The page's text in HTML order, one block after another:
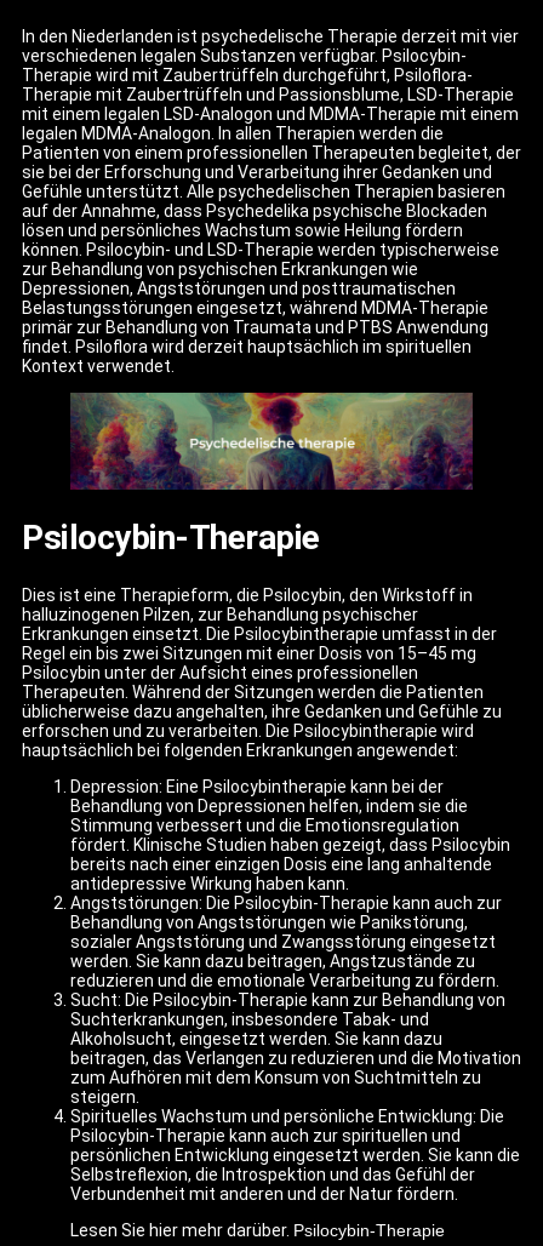
In den Niederlanden ist psychedelische Therapie derzeit mit vier
verschiedenen legalen Substanzen verfügbar. Psilocybin-
Therapie wird mit Zaubertrüffeln durchgeführt, Psiloflora-
Therapie mit Zaubertrüffeln und Passionsblume, LSD-Therapie
mit einem legalen LSD-Analogon und MDMA-Therapie mit einem
legalen MDMA-Analogon. In allen Therapien werden die
Patienten von einem professionellen Therapeuten begleitet, der
sie bei der Erforschung und Verarbeitung ihrer Gedanken und
Gefühle unterstützt. Alle psychedelischen Therapien basieren
auf der Annahme, dass Psychedelika psychische Blockaden
lösen und persönliches Wachstum sowie Heilung fördern
können. Psilocybin- und LSD-Therapie werden typischerweise
zur Behandlung von psychischen Erkrankungen wie
Depressionen, Angststörungen und posttraumatischen
Belastungsstörungen eingesetzt, während MDMA-Therapie
primär zur Behandlung von Traumata und PTBS Anwendung
findet. Psiloflora wird derzeit hauptsächlich im spirituellen
Kontext verwendet.
Psilocybin-Therapie
Dies ist eine Therapieform, die Psilocybin, den Wirkstoff in
halluzinogenen Pilzen, zur Behandlung psychischer
Erkrankungen einsetzt. Die Psilocybintherapie umfasst in der
Regel ein bis zwei Sitzungen mit einer Dosis von 15–45 mg
Psilocybin unter der Aufsicht eines professionellen
Therapeuten. Während der Sitzungen werden die Patienten
üblicherweise dazu angehalten, ihre Gedanken und Gefühle zu
erforschen und zu verarbeiten. Die Psilocybintherapie wird
hauptsächlich bei folgenden Erkrankungen angewendet:
Depression: Eine Psilocybintherapie kann bei der
Behandlung von Depressionen helfen, indem sie die
Stimmung verbessert und die Emotionsregulation
fördert. Klinische Studien haben gezeigt, dass Psilocybin
bereits nach einer einzigen Dosis eine lang anhaltende
antidepressive Wirkung haben kann.
Angststörungen: Die Psilocybin-Therapie kann auch zur
Behandlung von Angststörungen wie Panikstörung,
sozialer Angststörung und Zwangsstörung eingesetzt
werden. Sie kann dazu beitragen, Angstzustände zu
reduzieren und die emotionale Verarbeitung zu fördern.
Sucht: Die Psilocybin-Therapie kann zur Behandlung von
Suchterkrankungen, insbesondere Tabak- und
Alkoholsucht, eingesetzt werden. Sie kann dazu
beitragen, das Verlangen zu reduzieren und die Motivation
zum Aufhören mit dem Konsum von Suchtmitteln zu
steigern.
Spirituelles Wachstum und persönliche Entwicklung: Die
Psilocybin-Therapie kann auch zur spirituellen und
persönlichen Entwicklung eingesetzt werden. Sie kann die
Selbstreflexion, die Introspektion und das Gefühl der
Verbundenheit mit anderen und der Natur fördern.
Lesen Sie hier mehr darüber. Psilocybin-Therapie